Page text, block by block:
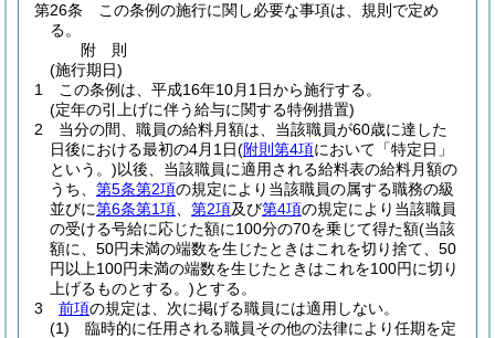
第26条
この条例の施行に関し必要な事項は、規則で定め
る。
附 則
(施行期日)
1
この条例は、平成16年10月1日から施行する。
(定年の引上げに伴う給与に関する特例措置)
2
当分の間、職員の給料月額は、当該職員が60歳に達した
日後における最初の4月1日(附則第4項において「特定日」
という。)以後、当該職員に適用される給料表の給料月額の
うち、 第5条第2項の規定により当該職員の属する職務の級
並びに第6条第1項 第2項及び第4項の規定により当該職員
の受ける号給に応じた額に100分の70を乗じて得た額(当該
額に、50円未満の端数を生じたときはこれを切り捨て、50
円以上100円未満の端数を生じたときはこれを100円に切り
上げるものとする。)とする。
3
前項の規定は、次に掲げる職員には適用しない。
(1)
臨時的に任用される職員その他の法律により任期を定